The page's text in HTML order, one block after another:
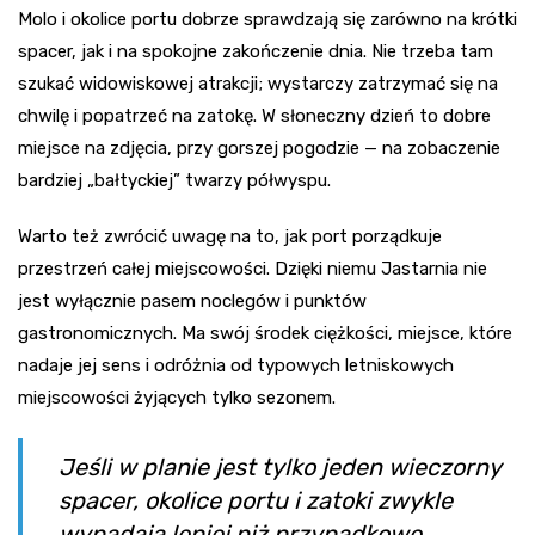
Molo i okolice portu dobrze sprawdzają się zarówno na krótki
spacer, jak i na spokojne zakończenie dnia. Nie trzeba tam
szukać widowiskowej atrakcji; wystarczy zatrzymać się na
chwilę i popatrzeć na zatokę. W słoneczny dzień to dobre
miejsce na zdjęcia, przy gorszej pogodzie — na zobaczenie
bardziej „bałtyckiej” twarzy półwyspu.
Warto też zwrócić uwagę na to, jak port porządkuje
przestrzeń całej miejscowości. Dzięki niemu Jastarnia nie
jest wyłącznie pasem noclegów i punktów
gastronomicznych. Ma swój środek ciężkości, miejsce, które
nadaje jej sens i odróżnia od typowych letniskowych
miejscowości żyjących tylko sezonem.
Jeśli w planie jest tylko jeden wieczorny
spacer, okolice portu i zatoki zwykle